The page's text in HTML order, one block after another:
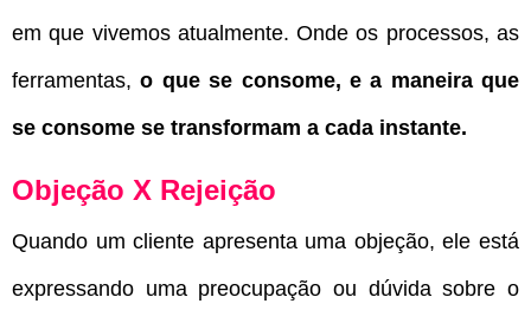
em que vivemos atualmente. Onde os processos, as
ferramentas,o que se consome, e a maneira que
se consome se transformam a cada instante.
Objeção X Rejeição
Quando um cliente apresenta uma objeção, ele está
expressando uma preocupação ou dúvida sobre o